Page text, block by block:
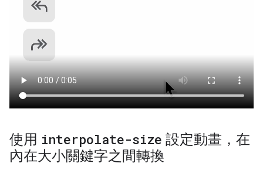
使用 interpolate-size 設定動畫，在
內在大小關鍵字之間轉換